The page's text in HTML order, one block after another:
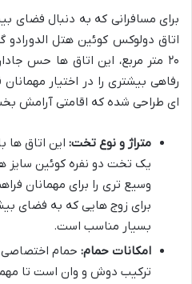
برای مسافرانی که به دنبال فضای
اتاق دولوکس کوئین هتل الدورادو
۲۰ متر مربع، این اتاق ها حس
رفاهی بیشتری را در اختیار
ای طراحی شده که اقامتی آرامش
متراژ و نوع تخت:
یک تخت دو نفره کوئین
وسیع تری را برای مهمانان
برای زوج هایی که به فضای
بسیار مناسب است.
امکانات حمام: حمام اختصاصی
ترکیب دوش و وان است تا